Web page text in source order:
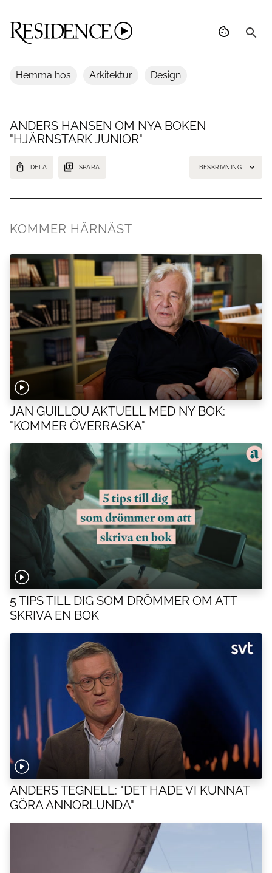
Hemma hos Arkitektur Design
ANDERS HANSEN OM NYA BOKEN
"HJÄRNSTARK JUNIOR"
DELA SPARA BESKRIVNING
KOMMER HÄRNÄST
JAN GUILLOU AKTUELL MED NY BOK:
"KOMMER ÖVERRASKA"
5 TIPS TILL DIG SOM DRÖMMER OM ATT
SKRIVA EN BOK
ANDERS TEGNELL: "DET HADE VI KUNNAT
GÖRA ANNORLUNDA"